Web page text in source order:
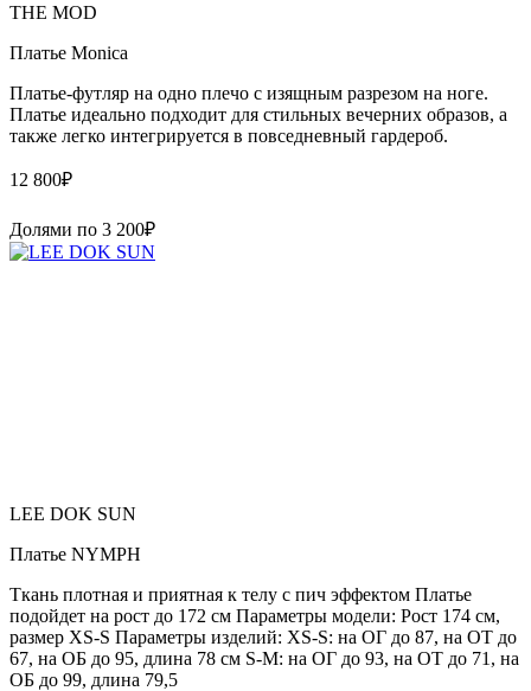
THE MOD
Платье Monica
Платье-футляр на одно плечо с изящным разрезом на ноге.
Платье идеально подходит для стильных вечерних образов, а
также легко интегрируется в повседневный гардероб.
12 800₽
Долями по 3 200₽
LEE DOK SUN
Платье NYMPH
Ткань плотная и приятная к телу с пич эффектом Платье
подойдет на рост до 172 см Параметры модели: Рост 174 см,
размер XS-S Параметры изделий: XS-S: на ОГ до 87, на ОТ до
67, на ОБ до 95, длина 78 см S-M: на ОГ до 93, на ОТ до 71, на
ОБ до 99, длина 79,5